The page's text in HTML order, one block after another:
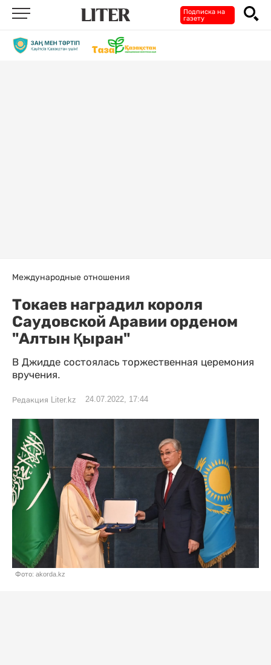
Подписка на
газету
Международные отношения
Токаев наградил короля
Саудовской Аравии орденом
"Алтын Қыран"
В Джидде состоялась торжественная церемония
вручения.
Редакция Liter.kz 24.07.2022, 17:44
Фото: akorda.kz